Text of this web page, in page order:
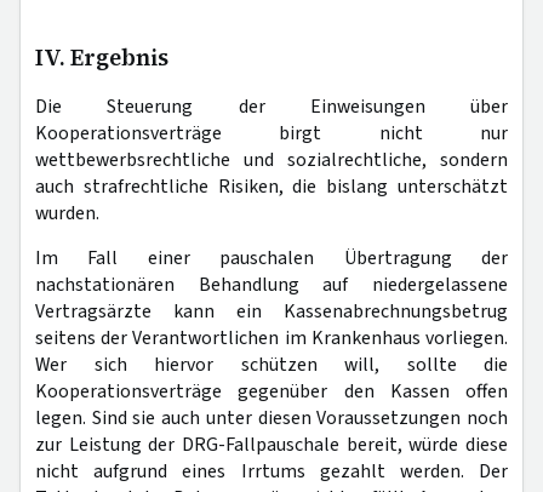
IV. Ergebnis
Die Steuerung der Einweisungen über
Kooperationsverträge birgt nicht nur
wettbewerbsrechtliche und sozialrechtliche, sondern
auch strafrechtliche Risiken, die bislang unterschätzt
wurden.
Im Fall einer pauschalen Übertragung der
nachstationären Behandlung auf niedergelassene
Vertragsärzte kann ein Kassenabrechnungsbetrug
seitens der Verantwortlichen im Krankenhaus vorliegen.
Wer sich hiervor schützen will, sollte die
Kooperationsverträge gegenüber den Kassen offen
legen. Sind sie auch unter diesen Voraussetzungen noch
zur Leistung der DRG-Fallpauschale bereit, würde diese
nicht aufgrund eines Irrtums gezahlt werden. Der